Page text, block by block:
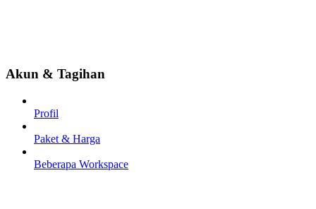
Akun & Tagihan
Profil
Paket & Harga
Beberapa Workspace